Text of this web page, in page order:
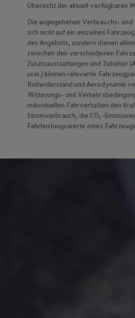
Übersicht der aktuell verfügbaren
Die angegebenen Verbrauchs-
sich nicht auf ein einzelnes
des Angebots, sondern dienen
zwischen den verschiedenen
Zusatzausstattungen und Zubehör
usw.) können relevante
Rollwiderstand und Aerodynamik
Witterungs- und
individuellen Fahrverhalten den
Stromverbrauch, die CO₂-
Fahrleistungswerte eines